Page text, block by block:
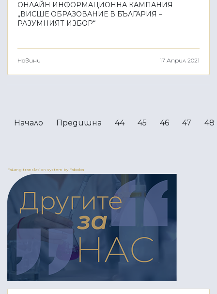
ОНЛАЙН ИНФОРМАЦИОННА КАМПАНИЯ
„ВИСШЕ ОБРАЗОВАНИЕ В БЪЛГАРИЯ –
РАЗУМНИЯТ ИЗБОР“
Новини 17 Април 2021
Начало Предишна 44 45 46 47 48
FaLang translation system by Faboba